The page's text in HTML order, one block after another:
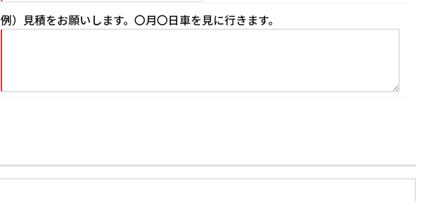
例）見積をお願いします。〇月〇日車を見に行きます。